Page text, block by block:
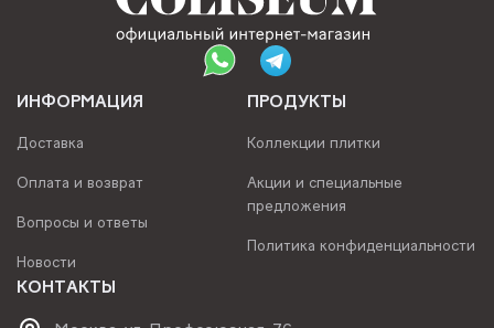
ИНФОРМАЦИЯ
Доставка
Оплата и возврат
Вопросы и ответы
Новости
ПРОДУКТЫ
Коллекции плитки
Акции и специальные
предложения
Политика конфиденциальности
КОНТАКТЫ